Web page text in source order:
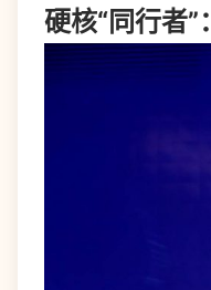
硬核“同行者